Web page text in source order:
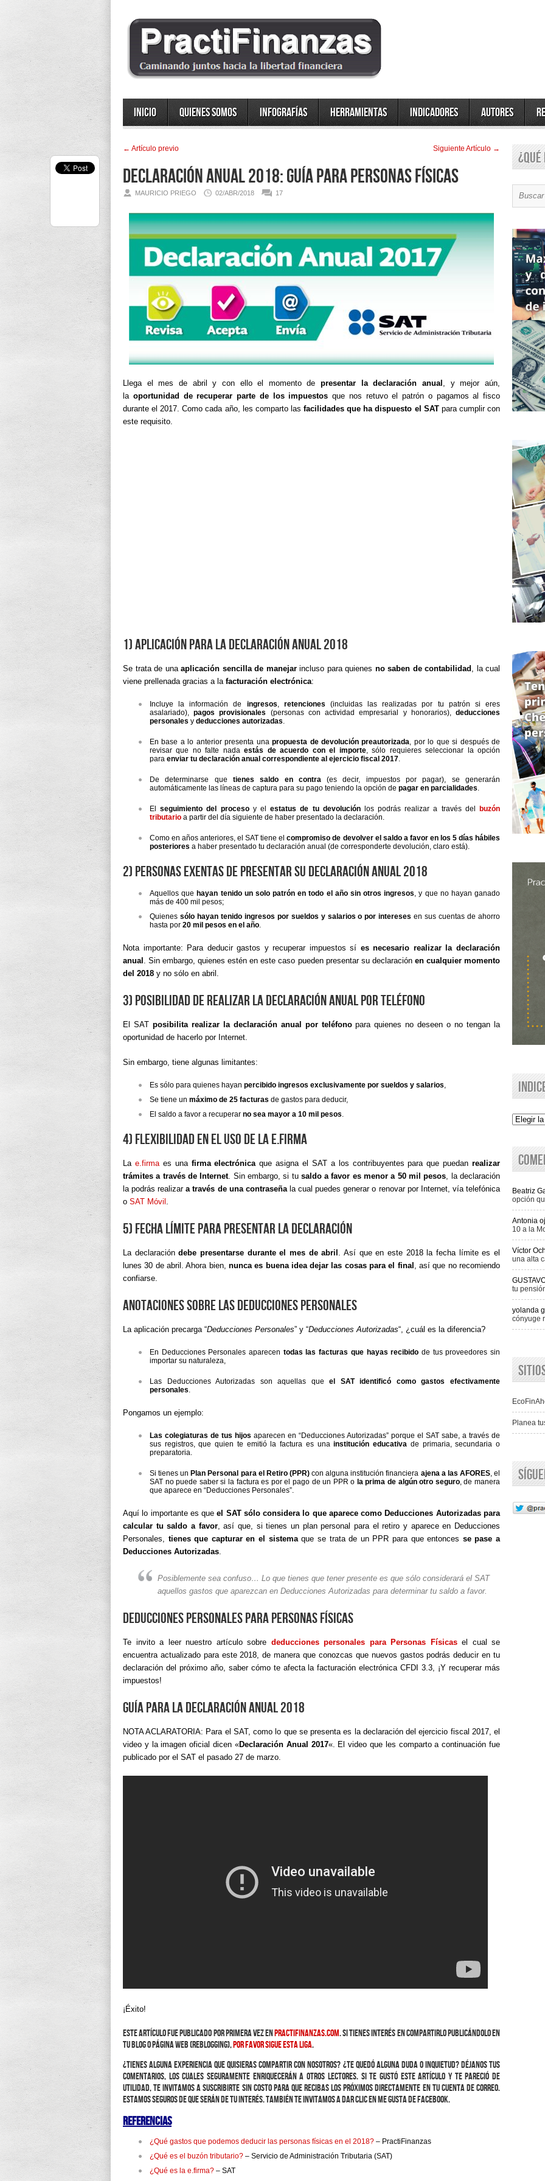
Inicio Quienes somos Infografías Herramientas Indicadores Autores
← Artí­culo previo Siguiente Artí­culo →
Declaración Anual 2018: Guía para Personas Físicas
MAURICIO PRIEGO 02/ABR/2018 17
Llega el mes de abril y con ello el momento depresentar la declaración anual , y mejor aún,
la oportunidad de recuperar parte de los impuestos que nos retuvo el patrón o pagamos al fisco
durante el 2017. Como cada año, les comparto lasfacilidades que ha dispuesto el SATpara cumplir con
este requisito.
1) Aplicación para la Declaración Anual 2018
Se trata de una aplicación sencilla de manejarincluso para quienes no saben de contabilidad , la cual
viene prellenada gracias a la facturación electrónica:
Incluye la información de ingresos, retenciones (incluidas las realizadas por tu patrón si eres
asalariado),pagos provisionales (personas con actividad empresarial y honorarios),deducciones
personales y deducciones autorizadas.
En base a lo anterior presenta unapropuesta de devolución preautorizada, por lo que si después de
revisar que no falte nadaestás de acuerdo con el importe, sólo requieres seleccionar la opción
para enviar tu declaración anual correspondiente al ejercicio fiscal 2017.
De determinarse que tienes saldo en contra(es decir, impuestos por pagar), se generarán
automáticamente las líneas de captura para su pago teniendo la opción de pagar en parcialidades.
Elseguimiento del procesoy elestatus de tu devoluciónlos podrás realizar a través del
buzón
tributario a partir del día siguiente de haber presentado la declaración.
Como en años anteriores, el SAT tiene elcompromiso de devolver el saldo a favor en los 5 días hábiles
posteriores a haber presentado tu declaración anual (de corresponderte devolución, claro está).
2) Personas exentas de presentar su declaración anual 2018
Aquellos que hayan tenido un solo patrón en todo el año sin otros ingresos, y que no hayan ganado
más de 400 mil pesos;
Quienes sólo hayan tenido ingresos por sueldos y salarios o por intereses en sus cuentas de ahorro
hasta por 20 mil pesos en el año.
Nota importante: Para deducir gastos y recuperar impuestos sí es necesario realizar la declaración
anual . Sin embargo, quienes estén en este caso pueden presentar su declaración en cualquier momento
del 2018 y no sólo en abril.
3) Posibilidad de realizar la declaración anual por teléfono
El SAT posibilita realizar la declaración anual por teléfonopara quienes no deseen o no tengan la
oportunidad de hacerlo por Internet.
Sin embargo, tiene algunas limitantes:
Es sólo para quienes hayan percibido ingresos exclusivamente por sueldos y salarios,
Se tiene un máximo de 25 facturas de gastos para deducir,
El saldo a favor a recuperar no sea mayor a 10 mil pesos.
4) Flexibilidad en el uso de la e.firma
La e.firmaes una firma electrónicaque asigna el SAT a los contribuyentes para que puedan realizar
trámites a través de Internet. Sin embargo, si tu saldo a favor es menor a 50 mil pesos, la declaración
la podrás realizara través de una contraseñala cual puedes generar o renovar por Internet, vía telefónica
o SAT Móvil .
5) Fecha límite para presentar la declaración
La declaracióndebe presentarse durante el mes de abril . Así que en este 2018 la fecha límite es el
lunes 30 de abril. Ahora bien, nunca es buena idea dejar las cosas para el final , así que no recomiendo
confiarse.
Anotaciones sobre las deducciones personales
La aplicación precarga “Deducciones Personales” y “Deducciones Autorizadas“, ¿cuál es la diferencia?
En Deducciones Personales aparecen todas las facturas que hayas recibido de tus proveedores sin
importar su naturaleza,
Las Deducciones Autorizadas son aquellas queel SAT identificó como gastos efectivamente
personales.
Pongamos un ejemplo:
Las colegiaturas de tus hijos aparecen en “Deducciones Autorizadas” porque el SAT sabe, a través de
sus registros, que quien te emitió la factura es unainstitución educativa de primaria, secundaria o
preparatoria.
Si tienes un Plan Personal para el Retiro (PPR)con alguna institución financiera ajena a las AFORES, el
SAT no puede saber si la factura es por el pago de un PPR o la prima de algún otro seguro, de manera
que aparece en “Deducciones Personales”.
Aquí lo importante es queel SAT sólo considera lo que aparece como Deducciones Autorizadas para
calcular tu saldo a favor, así que, si tienes un plan personal para el retiro y aparece en Deducciones
Personales, tienes que capturar en el sistemaque se trata de un PPR para que entonces se pase a
Deducciones Autorizadas.
Posiblemente sea confuso… Lo que tienes que tener presente es que sólo considerará el SAT
aquellos gastos que aparezcan en Deducciones Autorizadas para determinar tu saldo a favor.
Deducciones personales para Personas Físicas
Te invito a leer nuestro artículo sobre deducciones personales para Personas Físicasel cual se
encuentra actualizado para este 2018, de manera que conozcas que nuevos gastos podrás deducir en tu
declaración del próximo año, saber cómo te afecta la facturación electrónica CFDI 3.3, ¡Y recuperar más
impuestos!
Guía para la Declaración Anual 2018
NOTA ACLARATORIA: Para el SAT, como lo que se presenta es la declaración del ejercicio fiscal 2017, el
video y la imagen oficial dicen «Declaración Anual 2017«. El video que les comparto a continuación fue
publicado por el SAT el pasado 27 de marzo.
¡Éxito!
Este artículo fue publicado por primera vez enpractifinanzas.com. Si tienes interés en compartirlo publicándolo en
tu blog o página web (reblogging),por favor sigue esta liga.
¿Tienes alguna experiencia que quisieras compartir con nosotros? ¿Te quedó alguna duda o inquietud? Déjanos tus
comentarios, los cuales seguramente enriquecerán a otros lectores. Si te gustó este artículo y te pareció de
utilidad, te invitamos a suscribirte sin costo para que recibas los próximos directamente en tu cuenta de correo.
Estamos seguros de que serán de tu interés. También te invitamos a dar clic en Me Gusta de Facebook.
Referencias
¿Qué gastos que podemos deducir las personas físicas en el 2018? – PractiFinanzas
¿Qué es el buzón tributario? – Servicio de Administración Tributaria (SAT)
¿Qué es la e.firma? – SAT
Indice
Beatriz
opción
Antonia
10 a la
Víctor
una alta
tu
yolanda
cónyuge
Planea